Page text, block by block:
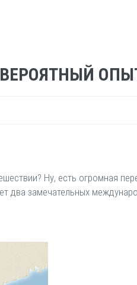
Ну, есть огромная
два замечательных